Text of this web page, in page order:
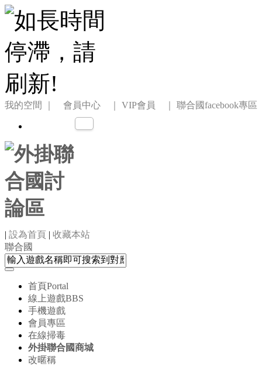
我的空間 ｜ 會員中心 ｜ VIP會員 ｜ 聯合國facebook專區
| 設為首頁 | 收藏本站
聯合國
首頁Portal
線上遊戲BBS
手機遊戲
會員專區
在線掃毒
外掛聯合國商城
改暱稱